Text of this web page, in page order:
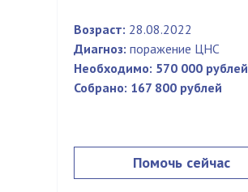
Возраст: 28.08.2022
Диагноз: поражение ЦНС
Необходимо: 570 000 рублей
Собрано: 167 800 рублей
Помочь сейчас